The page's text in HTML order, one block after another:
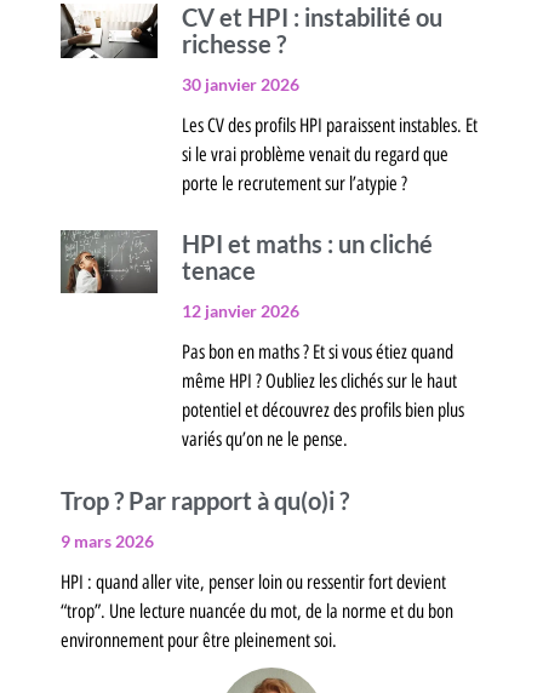
CV et HPI : instabilité ou
richesse ?
30 janvier 2026
Les CV des profils HPI paraissent instables. Et
si le vrai problème venait du regard que
porte le recrutement sur l’atypie ?
HPI et maths : un cliché
tenace
12 janvier 2026
Pas bon en maths ? Et si vous étiez quand
même HPI ? Oubliez les clichés sur le haut
potentiel et découvrez des profils bien plus
variés qu’on ne le pense.
Trop ? Par rapport à qu(o)i ?
9 mars 2026
HPI : quand aller vite, penser loin ou ressentir fort devient
“trop”. Une lecture nuancée du mot, de la norme et du bon
environnement pour être pleinement soi.